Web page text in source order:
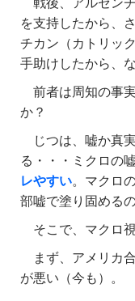
戦後、アルゼン
を支持したから、
チカン（カトリッ
手助けしたから、
前者は周知の事
か？
じつは、嘘か真
る・・・ミクロの
レやすい。マクロ
部嘘で塗り固める
そこで、マクロ
まず、アメリカ
が悪い（今も）。